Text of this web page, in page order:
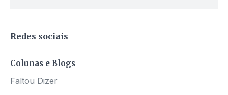
Redes sociais
Colunas e Blogs
Faltou Dizer